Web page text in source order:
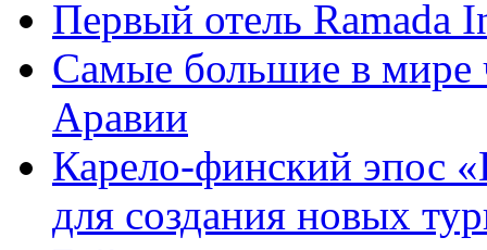
Первый отель Ramada
Самые большие в мире
Аравии
Карело-финский эпос
для создания новых